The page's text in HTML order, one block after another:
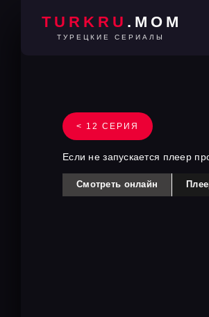
TURKRU .MOM
ТУРЕЦКИЕ СЕРИАЛЫ
< 12 СЕРИЯ
Если не запускается плеер
Смотреть онлайн